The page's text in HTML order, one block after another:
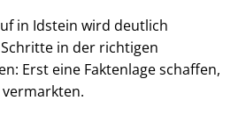
in Idstein wird deutlich
in der richtigen
Erst eine Faktenlage schaffen,